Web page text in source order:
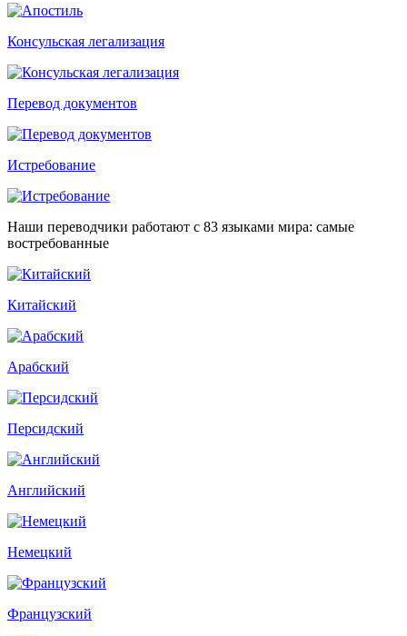
Консульская легализация
Перевод документов
Истребование
Наши переводчики работают с 83 языками мира: самые
востребованные
Китайский
Арабский
Персидский
Английский
Немецкий
Французский